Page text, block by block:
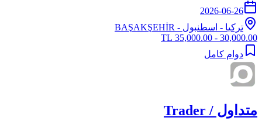
2026-06-26
تركيا - اسطنبول - BAŞAKŞEHİR
30,000.00 - 35,000.00 TL
دوام كامل
متداول / Trader